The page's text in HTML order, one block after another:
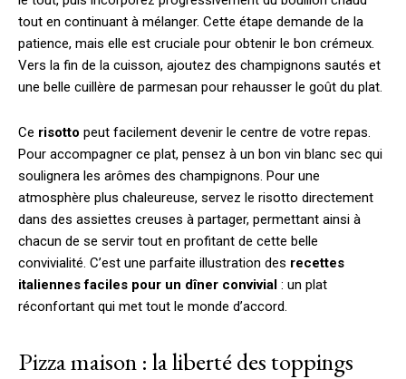
tout en continuant à mélanger. Cette étape demande de la
patience, mais elle est cruciale pour obtenir le bon crémeux.
Vers la fin de la cuisson, ajoutez des champignons sautés et
une belle cuillère de parmesan pour rehausser le goût du plat.
Ce risotto peut facilement devenir le centre de votre repas.
Pour accompagner ce plat, pensez à un bon vin blanc sec qui
soulignera les arômes des champignons. Pour une
atmosphère plus chaleureuse, servez le risotto directement
dans des assiettes creuses à partager, permettant ainsi à
chacun de se servir tout en profitant de cette belle
convivialité. C’est une parfaite illustration des recettes
italiennes faciles pour un dîner convivial : un plat
réconfortant qui met tout le monde d’accord.
Pizza maison : la liberté des toppings